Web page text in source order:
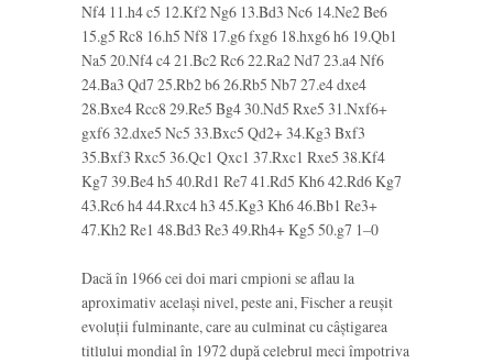
Nf4 11.h4 c5 12.Kf2 Ng6 13.Bd3 Nc6 14.Ne2 Be6
15.g5 Rc8 16.h5 Nf8 17.g6 fxg6 18.hxg6 h6 19.Qb1
Na5 20.Nf4 c4 21.Bc2 Rc6 22.Ra2 Nd7 23.a4 Nf6
24.Ba3 Qd7 25.Rb2 b6 26.Rb5 Nb7 27.e4 dxe4
28.Bxe4 Rcc8 29.Re5 Bg4 30.Nd5 Rxe5 31.Nxf6+
gxf6 32.dxe5 Nc5 33.Bxc5 Qd2+ 34.Kg3 Bxf3
35.Bxf3 Rxc5 36.Qc1 Qxc1 37.Rxc1 Rxe5 38.Kf4
Kg7 39.Be4 h5 40.Rd1 Re7 41.Rd5 Kh6 42.Rd6 Kg7
43.Rc6 h4 44.Rxc4 h3 45.Kg3 Kh6 46.Bb1 Re3+
47.Kh2 Re1 48.Bd3 Re3 49.Rh4+ Kg5 50.g7 1–0
Dacă în 1966 cei doi mari cmpioni se aflau la
aproximativ acelaşi nivel, peste ani, Fischer a reuşit
evoluţii fulminante, care au culminat cu câştigarea
titlului mondial în 1972 după celebrul meci împotriva